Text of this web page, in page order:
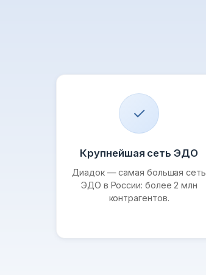
✓
Крупнейшая сеть ЭДО
Диадок — самая большая сеть
ЭДО в России: более 2 млн
контрагентов.